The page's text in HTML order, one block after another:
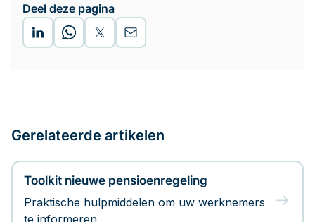
Deel deze pagina
Gerelateerde artikelen
Toolkit nieuwe pensioenregeling
Praktische hulpmiddelen om uw werknemers